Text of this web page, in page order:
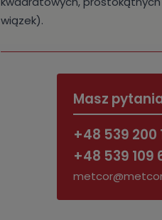
wiązek).
Masz
+48 539 200
+48 539 109